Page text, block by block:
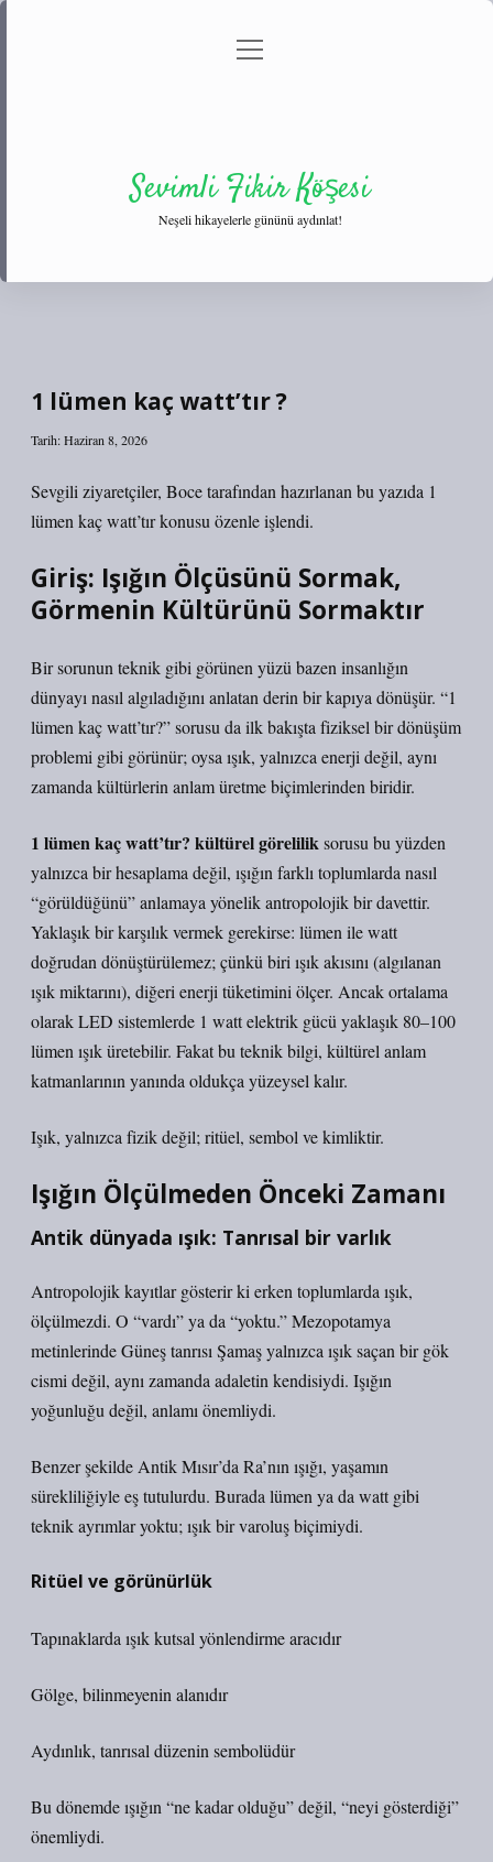
Gizlilik Politikası
menüyü
Sevimli Fikir Köşesi
Neşeli hikayelerle gününü aydınlat!
1 lümen kaç watt’tır ?
Tarih: Haziran 8, 2026
Sevgili ziyaretçiler, Boce tarafından hazırlanan bu yazıda 1
lümen kaç watt’tır konusu özenle işlendi.
Giriş: Işığın Ölçüsünü Sormak,
Görmenin Kültürünü Sormaktır
Bir sorunun teknik gibi görünen yüzü bazen insanlığın
dünyayı nasıl algıladığını anlatan derin bir kapıya dönüşür. “1
lümen kaç watt’tır?” sorusu da ilk bakışta fiziksel bir dönüşüm
problemi gibi görünür; oysa ışık, yalnızca enerji değil, aynı
zamanda kültürlerin anlam üretme biçimlerinden biridir.
1 lümen kaç watt’tır? kültürel göreliliksorusu bu yüzden
yalnızca bir hesaplama değil, ışığın farklı toplumlarda nasıl
“görüldüğünü” anlamaya yönelik antropolojik bir davettir.
Yaklaşık bir karşılık vermek gerekirse: lümen ile watt
doğrudan dönüştürülemez; çünkü biri ışık akısını (algılanan
ışık miktarını), diğeri enerji tüketimini ölçer. Ancak ortalama
olarak LED sistemlerde 1 watt elektrik gücü yaklaşık 80–100
lümen ışık üretebilir. Fakat bu teknik bilgi, kültürel anlam
katmanlarının yanında oldukça yüzeysel kalır.
Işık, yalnızca fizik değil; ritüel, sembol ve kimliktir.
Işığın Ölçülmeden Önceki Zamanı
Antik dünyada ışık: Tanrısal bir varlık
Antropolojik kayıtlar gösterir ki erken toplumlarda ışık,
ölçülmezdi. O “vardı” ya da “yoktu.” Mezopotamya
metinlerinde Güneş tanrısı Şamaş yalnızca ışık saçan bir gök
cismi değil, aynı zamanda adaletin kendisiydi. Işığın
yoğunluğu değil, anlamı önemliydi.
Benzer şekilde Antik Mısır’da Ra’nın ışığı, yaşamın
sürekliliğiyle eş tutulurdu. Burada lümen ya da watt gibi
teknik ayrımlar yoktu; ışık bir varoluş biçimiydi.
Ritüel ve görünürlük
Tapınaklarda ışık kutsal yönlendirme aracıdır
Gölge, bilinmeyenin alanıdır
Aydınlık, tanrısal düzenin sembolüdür
Bu dönemde ışığın “ne kadar olduğu” değil, “neyi gösterdiği”
önemliydi.